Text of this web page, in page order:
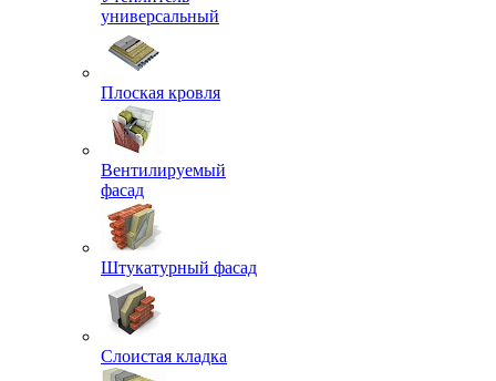
универсальный
Плоская кровля
Вентилируемый
фасад
Штукатурный фасад
Слоистая кладка